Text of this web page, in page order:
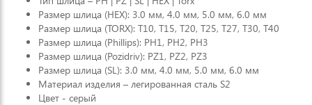
Размер шлица (HEX): 3.0 мм, 4.0 мм, 5.0 мм, 6.0 мм
Размер шлица (TORX): T10, T15, T20, T25, T27, T30, T40
Размер шлица (Phillips): PH1, PH2, PH3
Размер шлица (Pozidriv): PZ1, PZ2, PZ3
Размер шлица (SL): 3.0 мм, 4.0 мм, 5.0 мм, 6.0 мм
Материал изделия – легированная сталь S2
Цвет - серый